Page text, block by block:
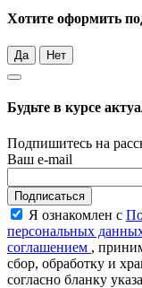
Хотите оформить
Да Нет
Будьте в курсе
Подпишитесь на
Ваш e-mail
Подписаться
Я ознакомлен с
персональных
соглашением ,
сбор, обработку и
согласно бланку